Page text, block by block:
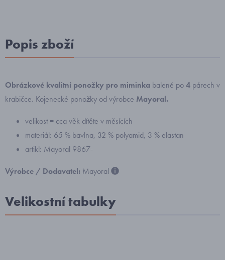
Popis zboží
Obrázkové kvalitní ponožky pro miminka balené po4 párech v
krabičce. Kojenecké ponožky od výrobce Mayoral.
velikost = cca věk dítěte v měsících
materiál: 65 % bavlna, 32 % polyamid, 3 % elastan
artikl: Mayoral 9867-
Výrobce / Dodavatel: Mayoral
Velikostní tabulky